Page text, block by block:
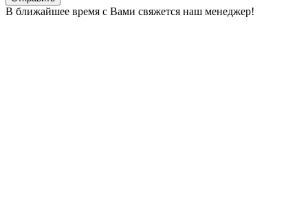
В ближайшее время с Вами свяжется наш менеджер!